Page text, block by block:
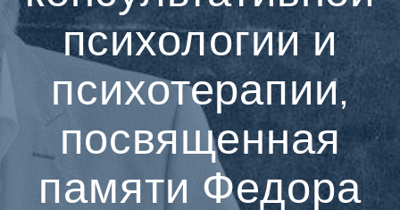
психологии и
психотерапии,
посвященная
памяти Федора